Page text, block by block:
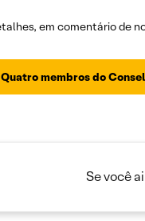
em comentário de
membros do
Se você